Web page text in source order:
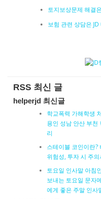
토지보상문제 해결
보험 관련 상담은
RSS 최신 글
helperjd 최신글
학교폭력 가해학생
용인 성남 안산 부천
리
스테이블 코인이란?
위험성, 투자 시 주
토요일 인사말 아침
보내는 토요일 문자
에게 좋은 주말 인사